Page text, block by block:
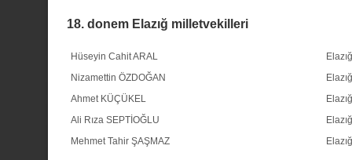
18. donem Elazığ milletvekilleri
Hüseyin Cahit ARAL
Elazığ
Nizamettin ÖZDOĞAN
Elazığ
Ahmet KÜÇÜKEL
Elazığ
Ali Rıza SEPTİOĞLU
Elazığ
Mehmet Tahir ŞAŞMAZ
Elazığ